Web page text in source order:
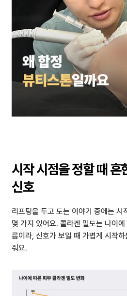
시작 시점을 정할 때 흔
신호
리프팅을 두고 도는 이야기 중에는 시
몇 가지 있어요. 콜라겐 밀도는 나이
름이라, 신호가 보일 때 가볍게 시작
줘요.